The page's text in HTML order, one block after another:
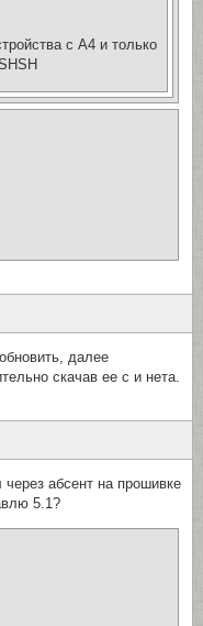
с А4 и только
далее
скачав ее с и нета.
абсент на прошивке
5.1?